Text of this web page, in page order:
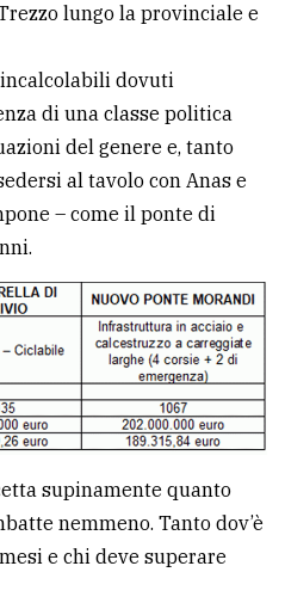
lungo la provinciale e
dovuti
di una classe politica
del genere e, tanto
al tavolo con Anas e
– come il ponte di
supinamente quanto
nemmeno. Tanto dov’è
e chi deve superare